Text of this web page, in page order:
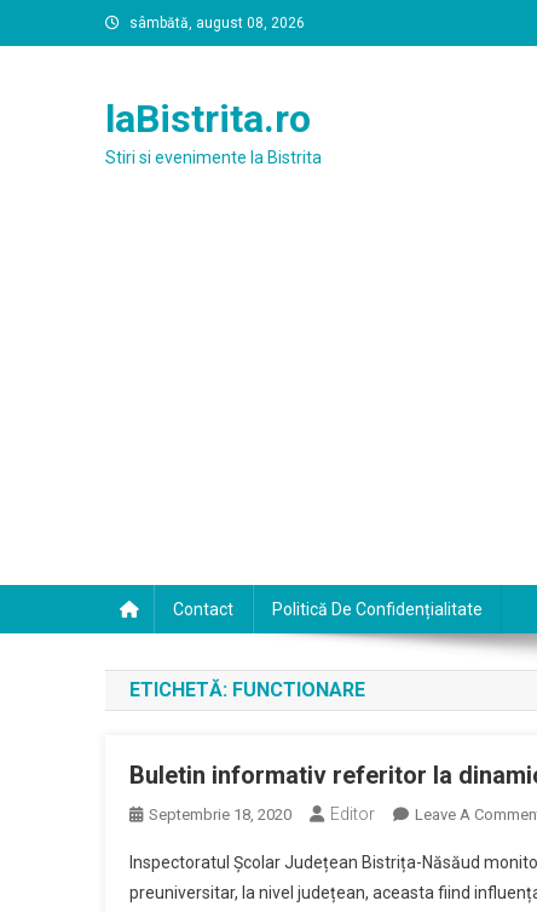
to
sâmbătă, august 08, 2026
laBistrita.ro
Stiri si evenimente la Bistrita
Contact Politică De Confidențialitate
ETICHETĂ: FUNCTIONARE
Buletin informativ referitor la
Septembrie 18, 2020 Editor Leave A
Inspectoratul Școlar Județean Bistrița-Năsăud
preuniversitar, la nivel județean, aceasta fiind